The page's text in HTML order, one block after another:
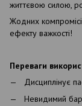
життєвою силою,
Жодних
ефекту важкості!
Переваги
Дисциплінує
Невидимий